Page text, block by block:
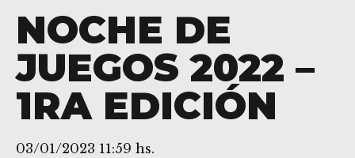
NOCHE DE
JUEGOS 2022 –
1RA EDICIÓN
03/01/2023 11:59 hs.